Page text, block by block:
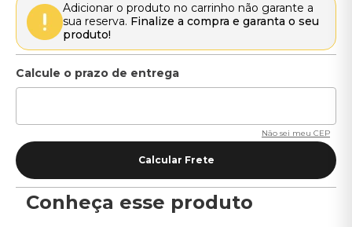
Adicionar o produto no carrinho não garante a
sua reserva. Finalize a compra e garanta o seu
produto!
Não sei meu CEP
Conheça esse produto